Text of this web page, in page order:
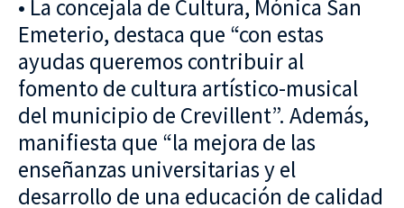
• La concejala de Cultura, Mónica San
Emeterio, destaca que “con estas
ayudas queremos contribuir al
fomento de cultura artístico-musical
del municipio de Crevillent”. Además,
manifiesta que “la mejora de las
enseñanzas universitarias y el
desarrollo de una educación de calidad